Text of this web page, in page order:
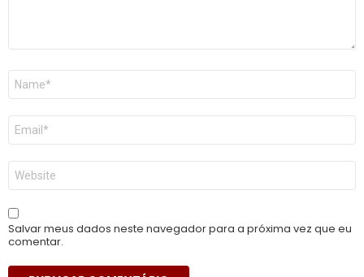
Nome
E-
mail
*
Site
Salvar meus dados neste navegador para a próxima vez que eu
comentar.